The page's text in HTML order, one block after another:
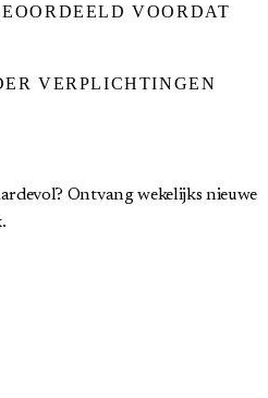
VOORDAT
VERPLICHTINGEN
Ontvang wekelijks nieuwe